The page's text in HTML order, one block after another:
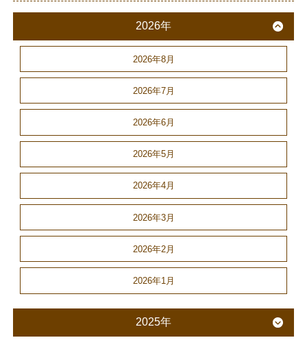
2026年
2026年8月
2026年7月
2026年6月
2026年5月
2026年4月
2026年3月
2026年2月
2026年1月
2025年